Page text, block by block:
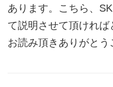
あります。こちら、
て説明させて頂けれ
お読み頂きありがとう